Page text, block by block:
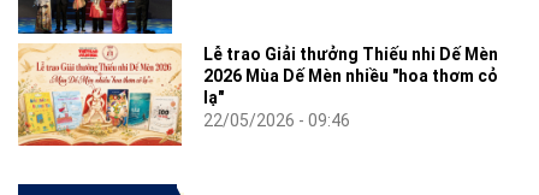
Lễ trao Giải thưởng Thiếu nhi Dế Mèn
2026 Mùa Dế Mèn nhiều "hoa thơm cỏ
lạ"
22/05/2026 - 09:46